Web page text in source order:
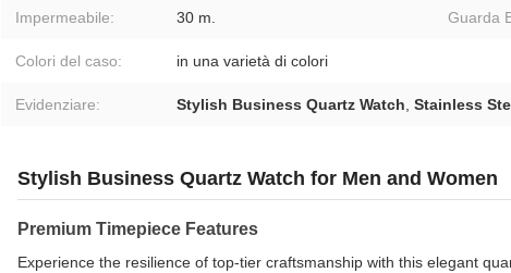
Impermeabile: 30 m. Guarda
Colori del caso: in una varietà di colori
Evidenziare: Stylish Business Quartz Watch, Stainless
Stylish Business Quartz Watch for Men and Women
Premium Timepiece Features
Experience the resilience of top-tier craftsmanship with this elegant